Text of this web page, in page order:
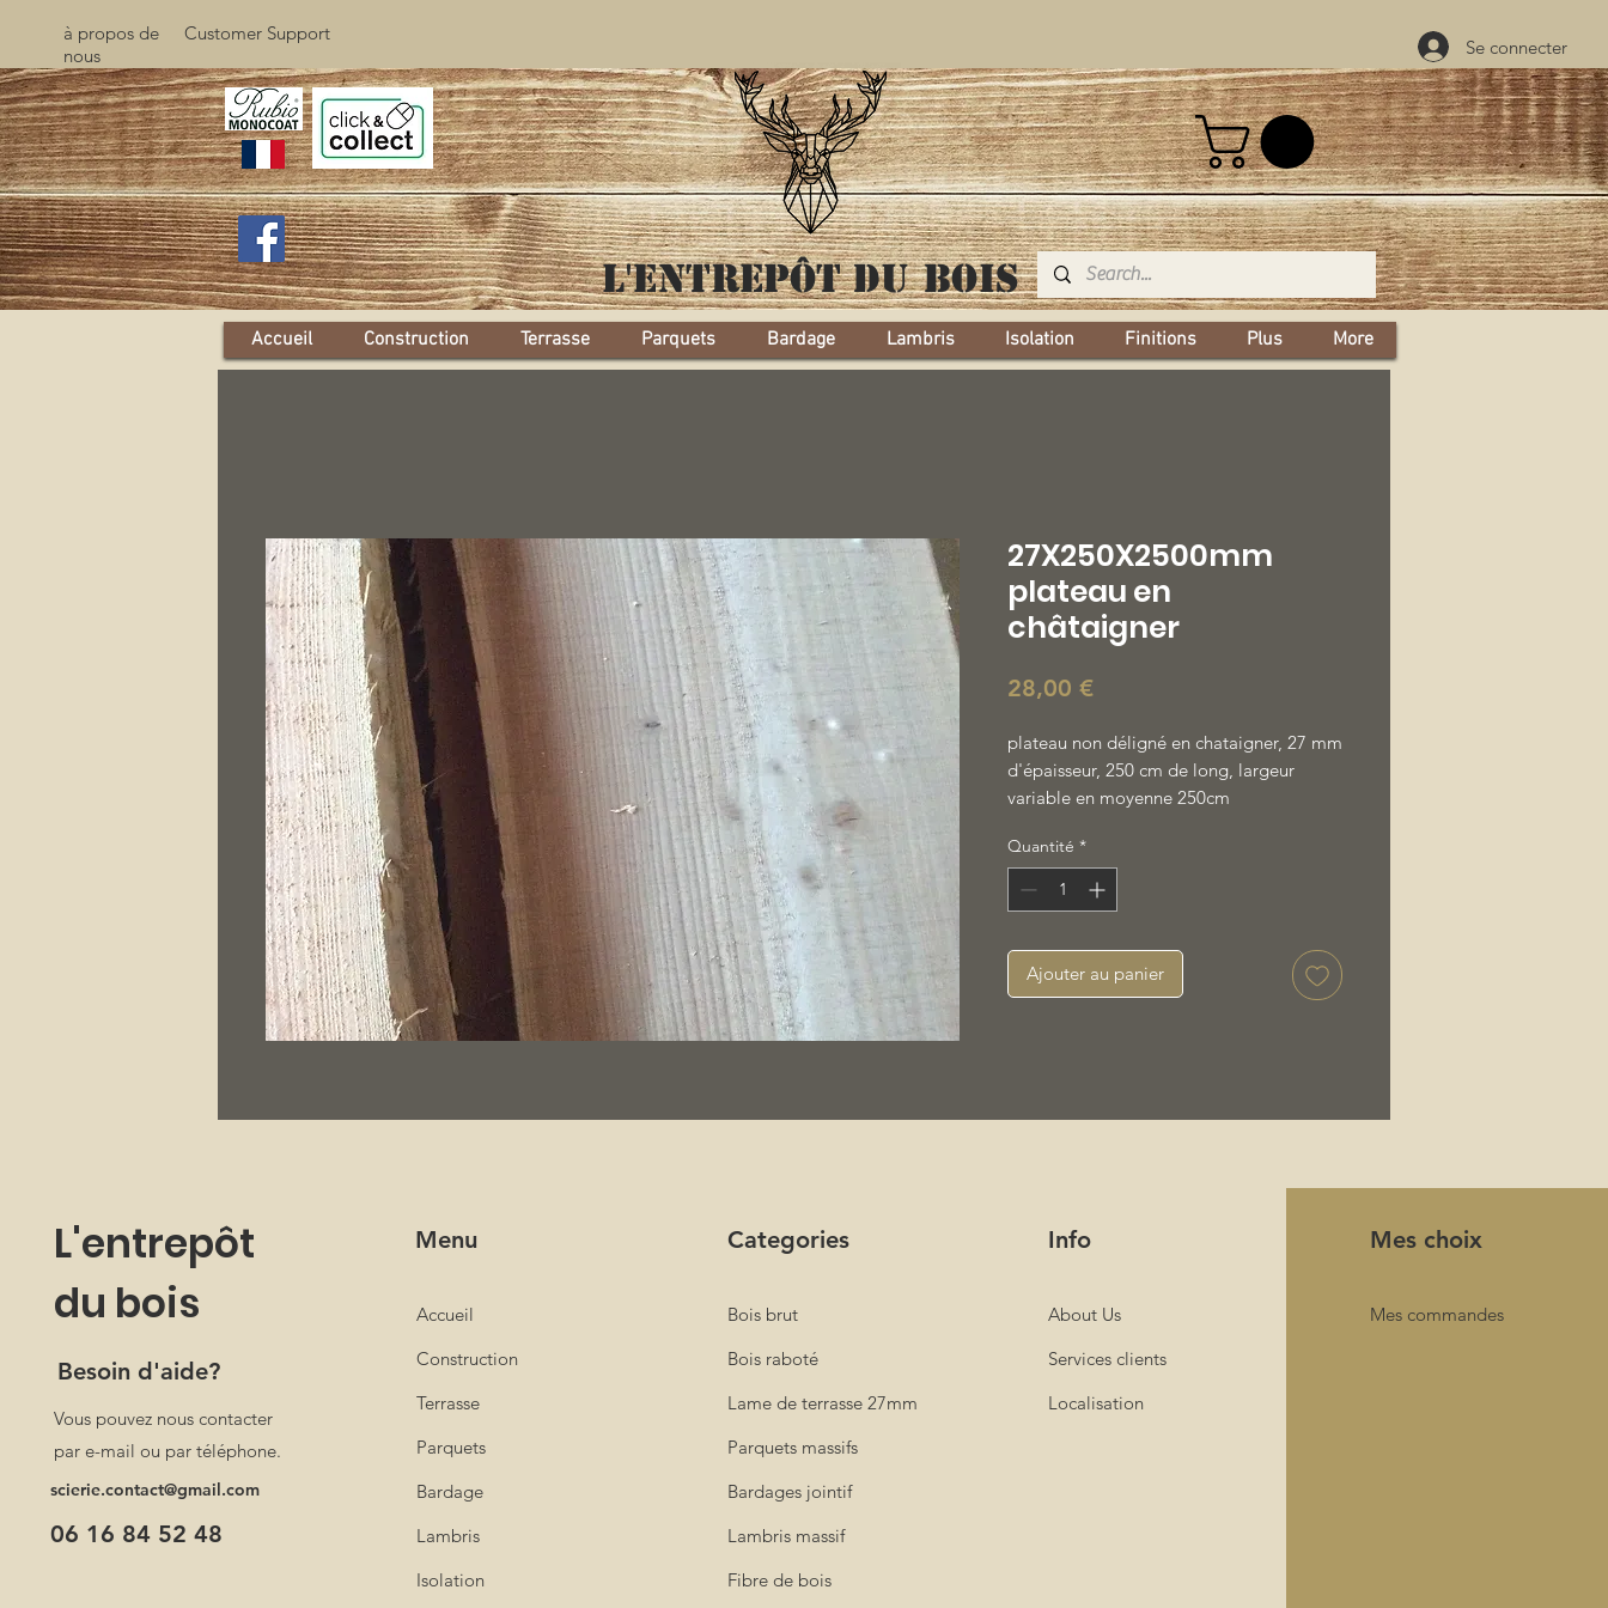
Se connecter
à propos de
nous
Customer Support
L'entrepôt du bois
Accueil Construction Terrasse Parquets Bardage Lambris Isolation Finitions Plus More
27X250X2500mm
plateau en
châtaigner
28,00 €Prix
plateau non déligné en chataigner, 27 mm
d'épaisseur, 250 cm de long, largeur
variable en moyenne 250cm
Quantité *
Ajouter au panier
L'entrepôt
du bois
Besoin d'aide?
Vous pouvez nous contacter
par e-mail ou par téléphone.
scierie.contact@gmail.com
06 16 84 52 48
Menu
Accueil
Construction
Terrasse
Parquets
Bardage
Lambris
Isolation
Categories
Bois brut
Bois raboté
Lame de terrasse 27mm
Parquets massifs
Bardages jointif
Lambris massif
Fibre de bois
Info
About Us
Services clients
Localisation
Mes choix
Mes commandes